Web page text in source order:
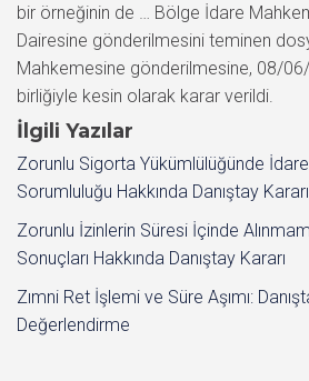
bir örneğinin de … Bölge İdare
Dairesine gönderilmesini teminen
Mahkemesine gönderilmesine, 08/
birliğiyle kesin olarak karar verildi.
İlgili Yazılar
Zorunlu Sigorta Yükümlülüğünde
Sorumluluğu Hakkında Danıştay Kararı
Zorunlu İzinlerin Süresi İçinde
Sonuçları Hakkında Danıştay Kararı
Zımni Ret İşlemi ve Süre Aşımı:
Değerlendirme